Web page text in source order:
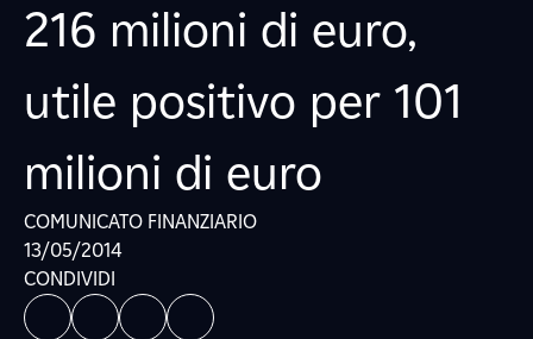
216 milioni di euro,
utile positivo per 101
milioni di euro
COMUNICATO FINANZIARIO
13/05/2014
CONDIVIDI